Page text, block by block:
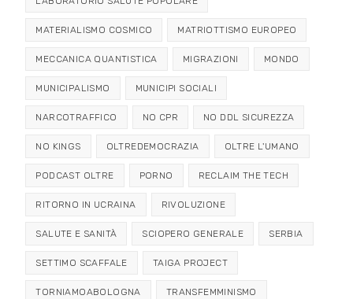
MATERIALISMO COSMICO MATRIOTTISMO EUROPEO
MECCANICA QUANTISTICA MIGRAZIONI MONDO
MUNICIPALISMO MUNICIPI SOCIALI
NARCOTRAFFICO NO CPR NO DDL SICUREZZA
NO KINGS OLTREDEMOCRAZIA OLTRE L'UMANO
PODCAST OLTRE PORNO RECLAIM THE TECH
RITORNO IN UCRAINA RIVOLUZIONE
SALUTE E SANITÀ SCIOPERO GENERALE SERBIA
SETTIMO SCAFFALE TAIGA PROJECT
TORNIAMOABOLOGNA TRANSFEMMINISMO